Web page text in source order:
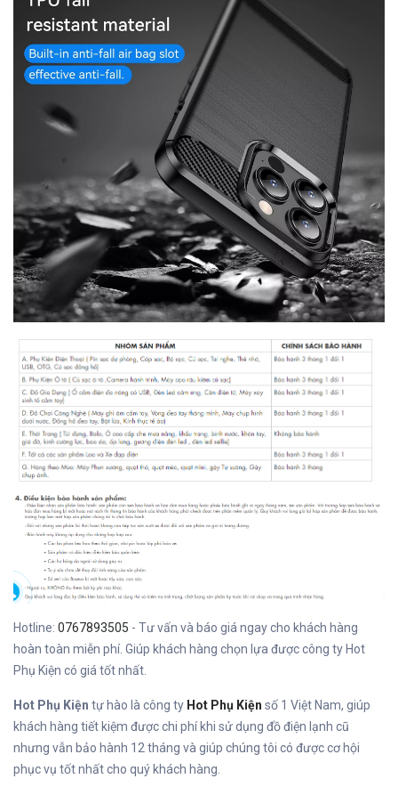
Hotline: 0767893505 - Tư vấn và báo giá ngay cho khách hàng
hoàn toàn miễn phí. Giúp khách hàng chọn lựa được công ty Hot
Phụ Kiện có giá tốt nhất.
Hot Phụ Kiện tự hào là công ty Hot Phụ Kiện số 1 Việt Nam, giúp
khách hàng tiết kiệm được chi phí khi sử dụng đồ điện lạnh cũ
nhưng vẫn bảo hành 12 tháng và giúp chúng tôi có được cơ hội
phục vụ tốt nhất cho quý khách hàng.